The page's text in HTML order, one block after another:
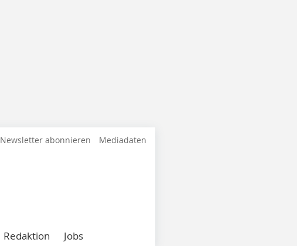
Newsletter abonnieren Mediadaten
Redaktion Jobs